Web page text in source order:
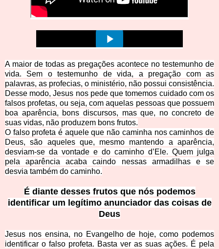
A maior de todas as pregações acontece no testemunho de
vida. Sem o testemunho de vida, a pregação com as
palavras, as profecias, o ministério, não possui consistência.
Desse modo, Jesus nos pede que tomemos cuidado com os
falsos profetas, ou seja, com aquelas pessoas que possuem
boa aparência, bons discursos, mas que, no concreto de
suas vidas, não produzem bons frutos.
O falso profeta é aquele que não caminha nos caminhos de
Deus, são aqueles que, mesmo mantendo a aparência,
desviam-se da vontade e do caminho d’Ele. Quem julga
pela aparência acaba caindo nessas armadilhas e se
desvia também do caminho.
É diante desses frutos que nós podemos
identificar um legítimo anunciador das coisas de
Deus
Jesus nos ensina, no Evangelho de hoje, como podemos
identificar o falso profeta. Basta ver as suas ações. É pela